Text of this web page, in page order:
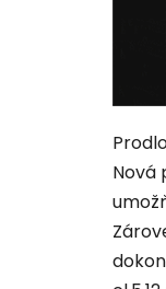
Nová